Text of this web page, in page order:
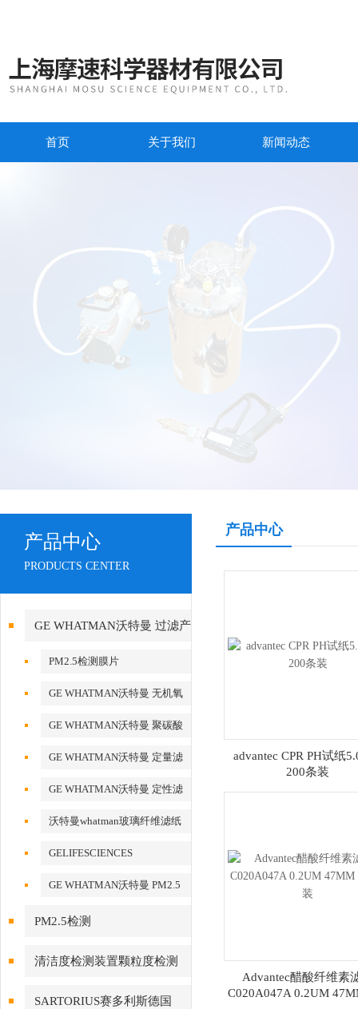
首页 关于我们 新闻动态
产品中心
PRODUCTS CENTER
GE WHATMAN沃特曼 过滤产
品代理PM2.5检测膜片
GE WHATMAN沃特曼 无机氧
GE WHATMAN沃特曼 聚碳酸
GE WHATMAN沃特曼 定量滤
GE WHATMAN沃特曼 定性滤
纸
沃特曼whatman玻璃纤维滤纸
GELIFESCIENCES
WHATMAN 转印记膜杂交膜
GE WHATMAN沃特曼 PM2.5
PM2.5检测
清洁度检测装置颗粒度检测
SARTORIUS赛多利斯德国
产品中心
advantec CPR PH试纸
200条装
Advantec醋酸纤维素
C020A047A 0.2UM